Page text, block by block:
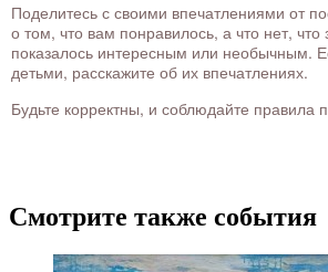
Поделитесь с своими впечатлениями от
о том, что вам понравилось, а что нет, что
показалось интересным или необычным.
детьми, расскажите об их впечатлениях.
Будьте корректны, и соблюдайте правила
Смотрите также события